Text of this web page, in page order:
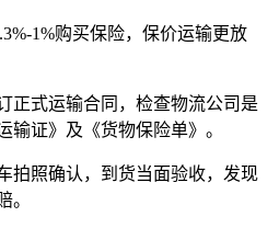
1%购买保险，保价运输更放
正式运输合同，检查物流公司是
输证》及《货物保险单》。
拍照确认，到货当面验收，发现
。